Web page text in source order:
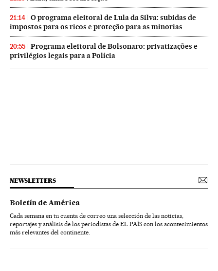
21:14
O programa eleitoral de Lula da Silva: subidas de
impostos para os ricos e proteção para as minorias
20:55
Programa eleitoral de Bolsonaro: privatizações e
privilégios legais para a Polícia
NEWSLETTERS
Boletín de América
Cada semana en tu cuenta de correo una selección de las noticias,
reportajes y análisis de los periodistas de EL PAÍS con los acontecimientos
más relevantes del continente.